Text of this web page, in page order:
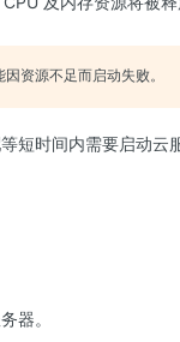
资源不足而启动失败。
短时间内需要启动云
器。